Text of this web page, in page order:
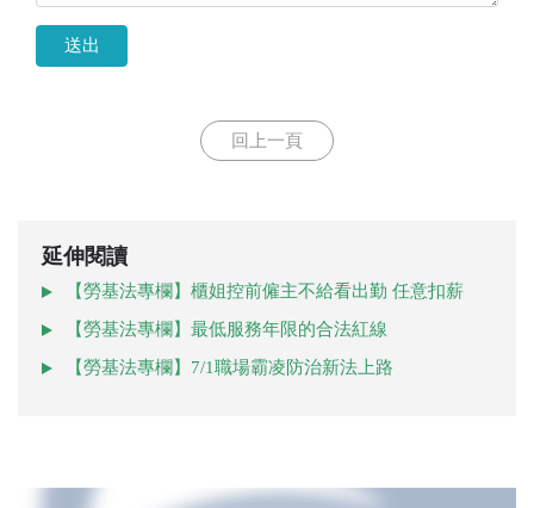
送出
回上一頁
延伸閱讀
【勞基法專欄】櫃姐控前僱主不給看出勤 任意扣薪
【勞基法專欄】最低服務年限的合法紅線
【勞基法專欄】7/1職場霸凌防治新法上路